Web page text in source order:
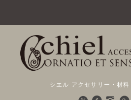
シエル アクセサリー・材